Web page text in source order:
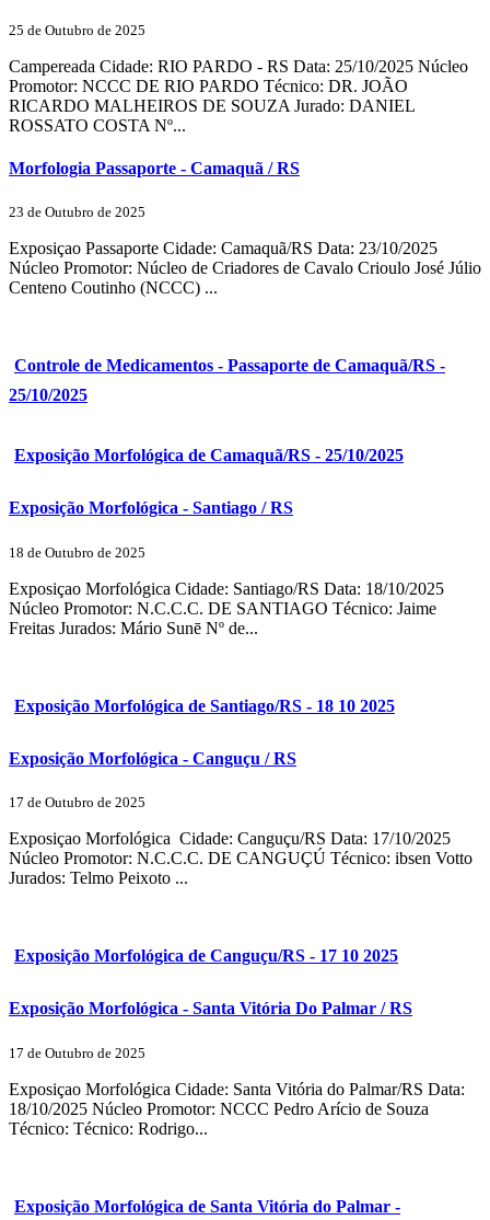
25 de Outubro de 2025
Campereada Cidade: RIO PARDO - RS Data: 25/10/2025 Núcleo
Promotor: NCCC DE RIO PARDO Técnico: DR. JOÃO
RICARDO MALHEIROS DE SOUZA Jurado: DANIEL
ROSSATO COSTA Nº...
Morfologia Passaporte - Camaquã / RS
23 de Outubro de 2025
Exposiçao Passaporte Cidade: Camaquã/RS Data: 23/10/2025
Núcleo Promotor: Núcleo de Criadores de Cavalo Crioulo José Júlio
Centeno Coutinho (NCCC) ...
Controle de Medicamentos - Passaporte de Camaquã/RS -
25/10/2025
Exposição Morfológica de Camaquã/RS - 25/10/2025
Exposição Morfológica - Santiago / RS
18 de Outubro de 2025
Exposiçao Morfológica Cidade: Santiago/RS Data: 18/10/2025
Núcleo Promotor: N.C.C.C. DE SANTIAGO Técnico: Jaime
Freitas Jurados: Mário Sunē Nº de...
Exposição Morfológica de Santiago/RS - 18 10 2025
Exposição Morfológica - Canguçu / RS
17 de Outubro de 2025
Exposiçao Morfológica Cidade: Canguçu/RS Data: 17/10/2025
Núcleo Promotor: N.C.C.C. DE CANGUÇÚ Técnico: ibsen Votto
Jurados: Telmo Peixoto ...
Exposição Morfológica de Canguçu/RS - 17 10 2025
Exposição Morfológica - Santa Vitória Do Palmar / RS
17 de Outubro de 2025
Exposiçao Morfológica Cidade: Santa Vitória do Palmar/RS Data:
18/10/2025 Núcleo Promotor: NCCC Pedro Arício de Souza
Técnico: Técnico: Rodrigo...
Exposição Morfológica de Santa Vitória do Palmar -